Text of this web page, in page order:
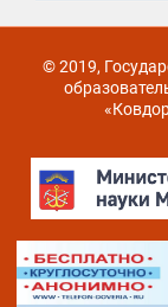
© 2019,